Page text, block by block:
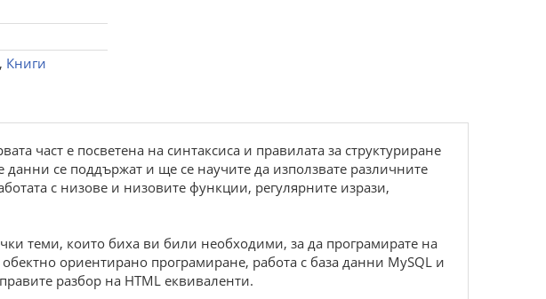
Книги
част е посветена на синтаксиса и правилата за структуриране
се поддържат и ще се научите да използвате различните
с низове и низовите функции, регулярните изрази,
теми, които биха ви били необходими, за да програмирате на
ориентирано програмиране, работа с база данни MySQL и
разбор на HTML еквиваленти.